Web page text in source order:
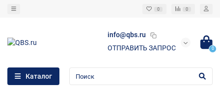
0 0
info@qbs.ru
ОТПРАВИТЬ ЗАПРОС
0
Каталог